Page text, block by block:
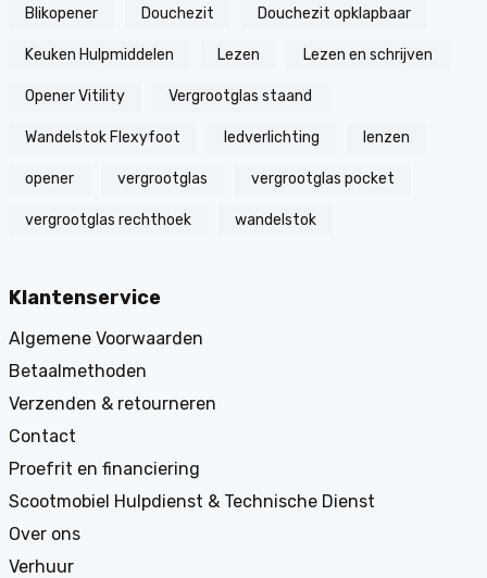
Blikopener Douchezit Douchezit opklapbaar
Keuken Hulpmiddelen Lezen Lezen en schrijven
Opener Vitility Vergrootglas staand
Wandelstok Flexyfoot ledverlichting lenzen
opener vergrootglas vergrootglas pocket
vergrootglas rechthoek wandelstok
Klantenservice
Algemene Voorwaarden
Betaalmethoden
Verzenden & retourneren
Contact
Proefrit en financiering
Scootmobiel Hulpdienst & Technische Dienst
Over ons
Verhuur